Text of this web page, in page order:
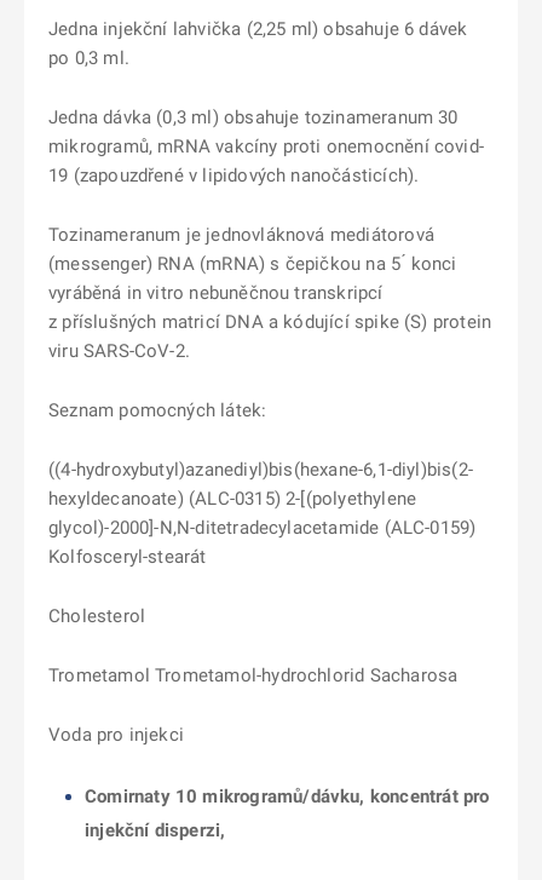
Jedna injekční lahvička (2,25 ml) obsahuje 6 dávek
po 0,3 ml.
Jedna dávka (0,3 ml) obsahuje tozinameranum 30
mikrogramů, mRNA vakcíny proti onemocnění covid-
19 (zapouzdřené v lipidových nanočásticích).
Tozinameranum je jednovláknová mediátorová
(messenger) RNA (mRNA) s čepičkou na 5 ́ konci
vyráběná in vitro nebuněčnou transkripcí
z příslušných matricí DNA a kódující spike (S) protein
viru SARS-CoV-2.
Seznam pomocných látek:
((4-hydroxybutyl)azanediyl)bis(hexane-6,1-diyl)bis(2-
hexyldecanoate) (ALC-0315) 2-[(polyethylene
glycol)-2000]-N,N-ditetradecylacetamide (ALC-0159)
Kolfosceryl-stearát
Cholesterol
Trometamol Trometamol-hydrochlorid Sacharosa
Voda pro injekci
Comirnaty 10 mikrogramů/dávku, koncentrát pro
injekční disperzi,